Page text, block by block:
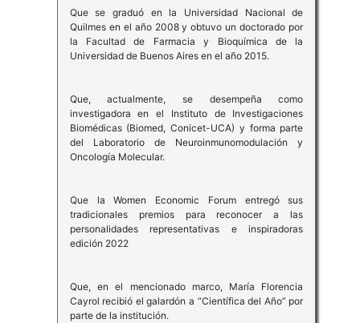
Que se graduó en la Universidad Nacional de
Quilmes en el año 2008 y obtuvo un doctorado por
la Facultad de Farmacia y Bioquímica de la
Universidad de Buenos Aires en el año 2015.
Que, actualmente, se desempeña como
investigadora en el Instituto de Investigaciones
Biomédicas (Biomed, Conicet-UCA) y forma parte
del Laboratorio de Neuroinmunomodulación y
Oncología Molecular.
Que la Women Economic Forum entregó sus
tradicionales premios para reconocer a las
personalidades representativas e inspiradoras
edición 2022
Que, en el mencionado marco, María Florencia
Cayrol recibió el galardón a “Científica del Año” por
parte de la institución.